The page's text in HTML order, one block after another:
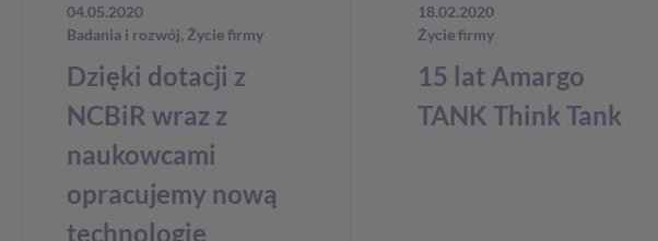
04.05.2020
Badania i rozwój, Życie firmy
Dzięki dotacji z
NCBiR wraz z
naukowcami
opracujemy nową
technologię
18.02.2020
Życie firmy
15 lat Amargo
TANK Think Tank